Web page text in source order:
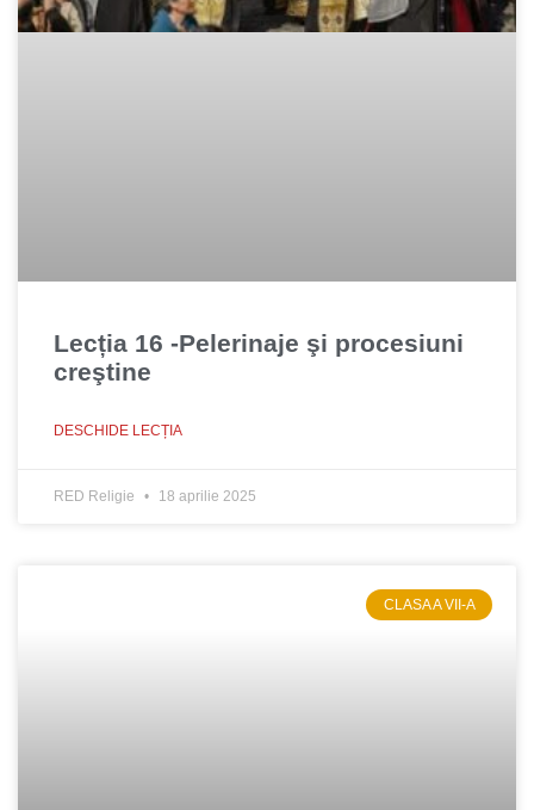
Lecția 16 -Pelerinaje şi procesiuni
creştine
DESCHIDE LECȚIA
RED Religie 18 aprilie 2025
CLASA A VII-A